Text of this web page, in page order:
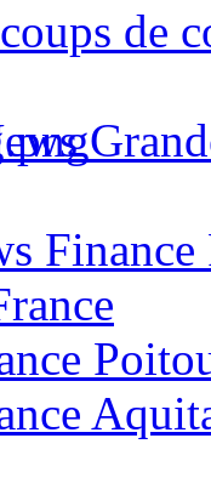
de
Finance